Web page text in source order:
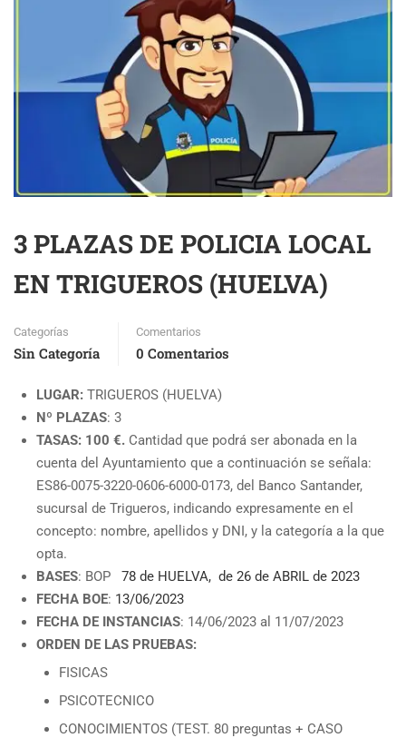
3 PLAZAS DE POLICIA LOCAL
EN TRIGUEROS (HUELVA)
Categorías
Sin Categoría
Comentarios
0 Comentarios
LUGAR: TRIGUEROS (HUELVA)
Nº PLAZAS: 3
TASAS: 100 €. Cantidad que podrá ser abonada en la
cuenta del Ayuntamiento que a continuación se señala:
ES86-0075-3220-0606-6000-0173, del Banco Santander,
sucursal de Trigueros, indicando expresamente en el
concepto: nombre, apellidos y DNI, y la categoría a la que
opta.
BASES: BOP
78 de HUELVA, de 26 de ABRIL de 2023
FECHA BOE: 13/06/2023
FECHA DE INSTANCIAS: 14/06/2023 al 11/07/2023
ORDEN DE LAS PRUEBAS:
FISICAS
PSICOTECNICO
CONOCIMIENTOS (TEST. 80 preguntas + CASO